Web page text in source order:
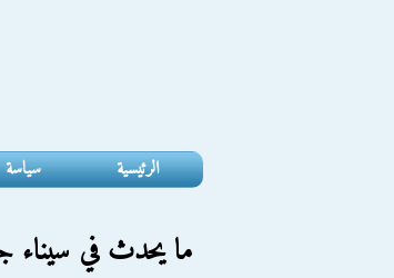
الرئيسية سياسة
ما يحدث في سيناء